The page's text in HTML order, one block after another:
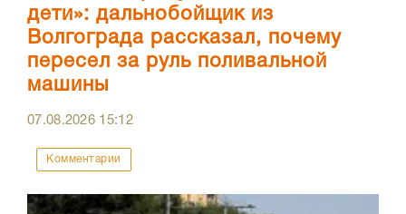
дети»: дальнобойщик из
Волгограда рассказал, почему
пересел за руль поливальной
машины
07.08.2026 15:12
Комментарии